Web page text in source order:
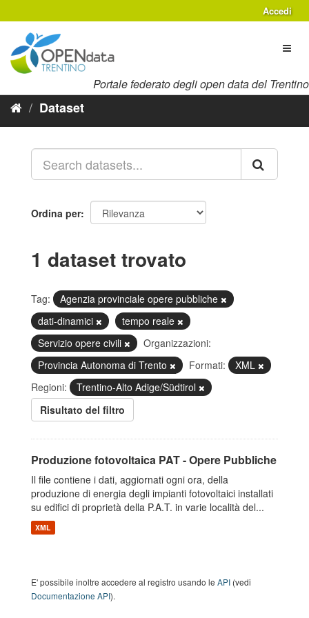
al
contenuto
Accedi
Portale federato degli open data del Trentino
Dataset
Ordina per
1 dataset trovato
Tag:
Agenzia provinciale opere pubbliche
dati-dinamici
tempo reale
Servizio opere civili
Organizzazioni:
Provincia Autonoma di Trento
Formati:
XML
Regioni:
Trentino-Alto Adige/Südtirol
Risultato del filtro
Produzione fotovoltaica PAT - Opere Pubbliche
Il file contiene i dati, aggiornati ogni ora, della
produzione di energia degli impianti fotovoltaici installati
su edifici di proprietà della P.A.T. in varie località del...
XML
E' possibile inoltre accedere al registro usando le API (vedi
Documentazione API).